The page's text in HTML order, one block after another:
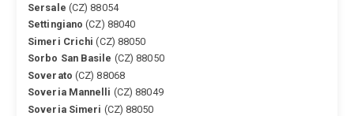
Sersale (CZ) 88054
Settingiano (CZ) 88040
Simeri Crichi (CZ) 88050
Sorbo San Basile (CZ) 88050
Soverato (CZ) 88068
Soveria Mannelli (CZ) 88049
Soveria Simeri (CZ) 88050